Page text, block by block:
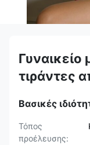
Γυναικείο
τιράντες
Βασικές
Τόπος
προέλευσης: